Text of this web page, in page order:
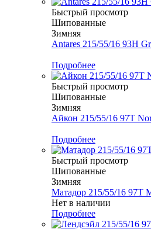
Быстрый просмотр
Шипованные
Зимняя
Antares 215/55/16 93H
Подробнее
Быстрый просмотр
Шипованные
Зимняя
Айкон 215/55/16 97T
Подробнее
Быстрый просмотр
Шипованные
Зимняя
Матадор 215/55/16 97T
Нет в наличии
Подробнее